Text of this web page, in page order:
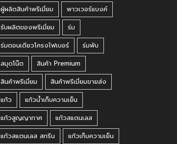
ผู้ผลิตสินค้าพรีเมี่ยม
พาวเวอร์แบงค์
รับผลิตของพรีเมี่ยม
ร่ม
ร่มตอนเดียวโครงไฟเบอร์
ร่มพับ
สมุดโน๊ต
สินค้า Premium
สินค้าพรีเมี่ยม
สินค้าพรีเมี่ยมขายส่ง
แก้ว
แก้วน้ำเก็บความเย็น
แก้วสูญญากาศ
แก้วสแตนเลส
แก้วสแตนเลส สกรีน
แก้วเก็บความเย็น